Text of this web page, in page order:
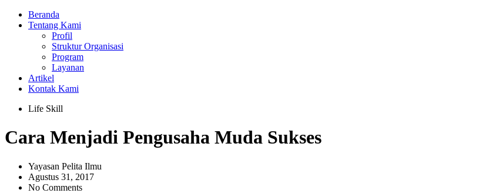
Beranda
Tentang Kami
Profil
Struktur Organisasi
Program
Layanan
Artikel
Kontak Kami
Life Skill
Cara Menjadi Pengusaha Muda Sukses
Yayasan Pelita Ilmu
Agustus 31, 2017
No Comments